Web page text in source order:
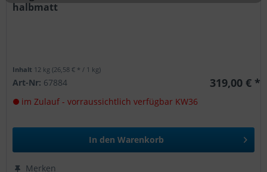
halbmatt
Inhalt 12 kg(26,58 € * / 1 kg)
Art-Nr: 67884 319,00 € *
im Zulauf - vorraussichtlich verfügbar KW36
In den Warenkorb
Merken